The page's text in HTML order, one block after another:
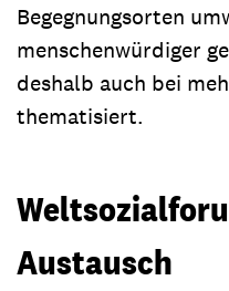
Begegnungsorten
menschenwürdiger
deshalb auch bei
thematisiert.
Austausch